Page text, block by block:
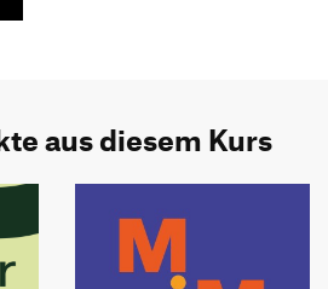
aus diesem Kurs